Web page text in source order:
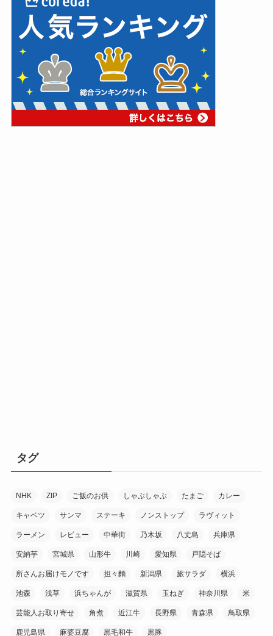
タグ
NHK ZIP ご飯のお供 しゃぶしゃぶ たまご カレー
キャベツ サンマ ステーキ ノンストップ ラヴィット
ラーメン レビュー 中華街 乃木坂 八丈島 兵庫県
安納芋 宮城県 山形牛 川崎 愛知県 戸隠そば
所さんお届けモノです 担々麵 新潟県 旅サラダ 横浜
池森 浅草 浜ちゃんが 滋賀県 玉ねぎ 神奈川県 米
芸能人お取り寄せ 角煮 近江牛 長野県 青森県 鳥取県
鹿児島県 麻婆豆腐 黒毛和牛 黒豚